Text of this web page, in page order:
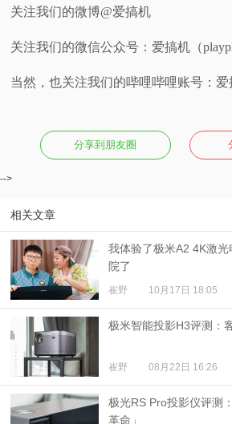
关注我们的微博@爱搞机
关注我们的微信公众号：爱搞机（
当然，也关注我们的哔哩哔哩账号：爱
分享到朋友圈
-->
相关文章
我体验了极米A2 4K激
院了
崔野 10月17日 18:05
极米智能投影H3评测：
崔野 08月22日 16:26
极光RS Pro投影仪评测
革命」